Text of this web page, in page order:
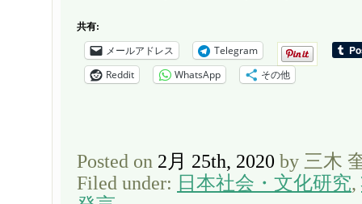
共有:
メールアドレス
Telegram
Reddit
WhatsApp その他
Posted on 2月 25th, 2020 by 三木
Filed under: 日本社会・文化研究,